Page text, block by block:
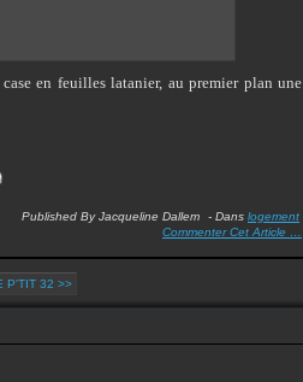
en feuilles latanier, au premier plan une
Published By Jacqueline Dallem - Dans logement
Commenter Cet Article
P'TIT 32 >>